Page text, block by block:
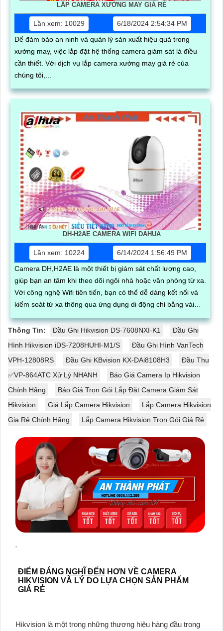
LẮP CAMERA XƯỞNG MAY GIÁ RẺ
Lần xem: 10029
6/18/2024 2:54:34 PM
Để đảm bảo an ninh và quản lý sản xuất hiệu quả trong
xưởng may, việc lắp đặt hệ thống camera giám sát là điều
cần thiết. Với dịch vụ lắp camera xưởng may giá rẻ của
chúng tôi,...
DH-H2AE CAMERA WIFI DAHUA
Lần xem: 10224
6/14/2024 1:56:49 PM
Camera DH,H2AE là một thiết bị giám sát chất lượng cao,
giúp bạn an tâm khi theo dõi ngôi nhà hoặc văn phòng từ xa.
Với công nghệ Wifi tiên tiến, bạn có thể dễ dàng kết nối và
kiểm soát từ xa thông qua ứng dụng di động chỉ bằng vài
thao tác đơn giản
Thông Tin:
Đầu Ghi Hikvision DS-7608NXI-K1
Đầu Ghi
Hình Hikvision iDS-7208HUHI-M1/S
Đầu Ghi Hình VanTech
VPH-12808RS
Đầu Ghi KBvision KX-DAi8108H3
Đầu Thu
✅VP-864ATC Xử Lý NHANH
Báo Giá Camera Ip Hikvision
Chính Hãng
Báo Giá Trọn Gói Lắp Đặt Camera Giám Sát
Hikvision
Giá Lắp Camera Hikvision
Lắp Camera Hikvision
Gia Rẻ Chính Hãng
Lắp Camera Hikvision Trọn Gói Giá Rẻ
'
ĐIỂM ĐÁNG NGHĨ ĐẾN HƠN VỀ CAMERA
HIKVISION VÀ LÝ DO LỰA CHỌN SẢN PHẨM
GIÁ RẺ
Hikvision là một trong những thương hiệu hàng đầu trong